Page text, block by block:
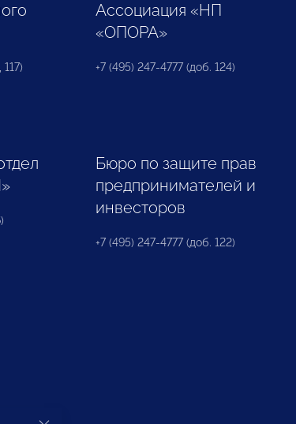
Ассоциация «НП
«ОПОРА»
+7 (495) 247-4777 (доб. 124)
Бюро по защите прав
предпринимателей и
инвесторов
+7 (495) 247-4777 (доб. 122)